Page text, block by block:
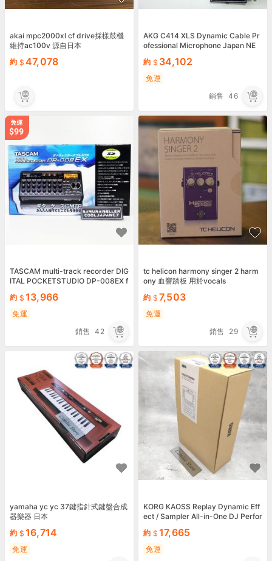
akai mpc2000xl cf drive採樣鼓機
維持ac100v 源自日本
約
47,078
AKG C414 XLS Dynamic Cable Pr
ofessional Microphone Japan NE
約 34,102
免運
銷售 46
TASCAM multi-track recorder DIG
ITAL POCKETSTUDIO DP-008EX f
約 13,966
免運
銷售 42
tc helicon harmony singer 2 harm
ony 血響踏板 用於vocals
約
7,503
免運
銷售
29
yamaha yc yc 37鍵指針式鍵盤合成
器樂器 日本
約
16,714
免運
KORG KAOSS Replay Dynamic Eff
ect / Sampler All-in-One DJ Perfor
約 17,665
免運